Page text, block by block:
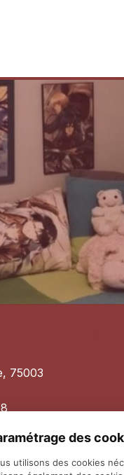
75003
des
utilisons des cookies